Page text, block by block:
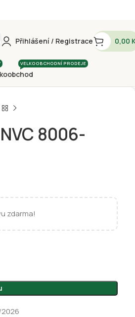
Přihlášení / Registrace 0,00
VELKOOBCHODNÍ PRODEJE
8006-
zdarma!